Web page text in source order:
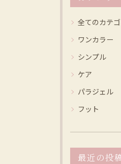
全てのカテ
ワンカラー
シンプル
ケア
パラジェル
フット
最近の投